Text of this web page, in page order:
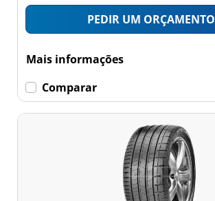
PEDIR UM ORÇAMENTO
Mais informações
Comparar